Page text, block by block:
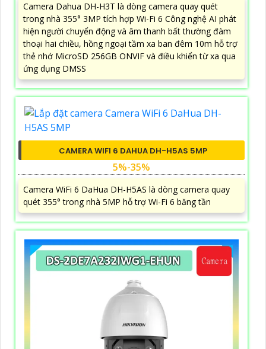
Camera Dahua DH-H3T là dòng camera quay quét
trong nhà 355° 3MP tích hợp Wi-Fi 6 Công nghệ AI phát
hiện người chuyển động và âm thanh bất thường đàm
thoại hai chiều, hồng ngoại tầm xa ban đêm 10m hỗ trợ
thẻ nhớ MicroSD 256GB ONVIF và điều khiển từ xa qua
ứng dụng DMSS
CAMERA WIFI 6 DAHUA DH-H5AS 5MP
5%-35%
Camera WiFi 6 DaHua DH-H5AS là dòng camera quay
quét 355° trong nhà 5MP hỗ trợ Wi-Fi 6 băng tần